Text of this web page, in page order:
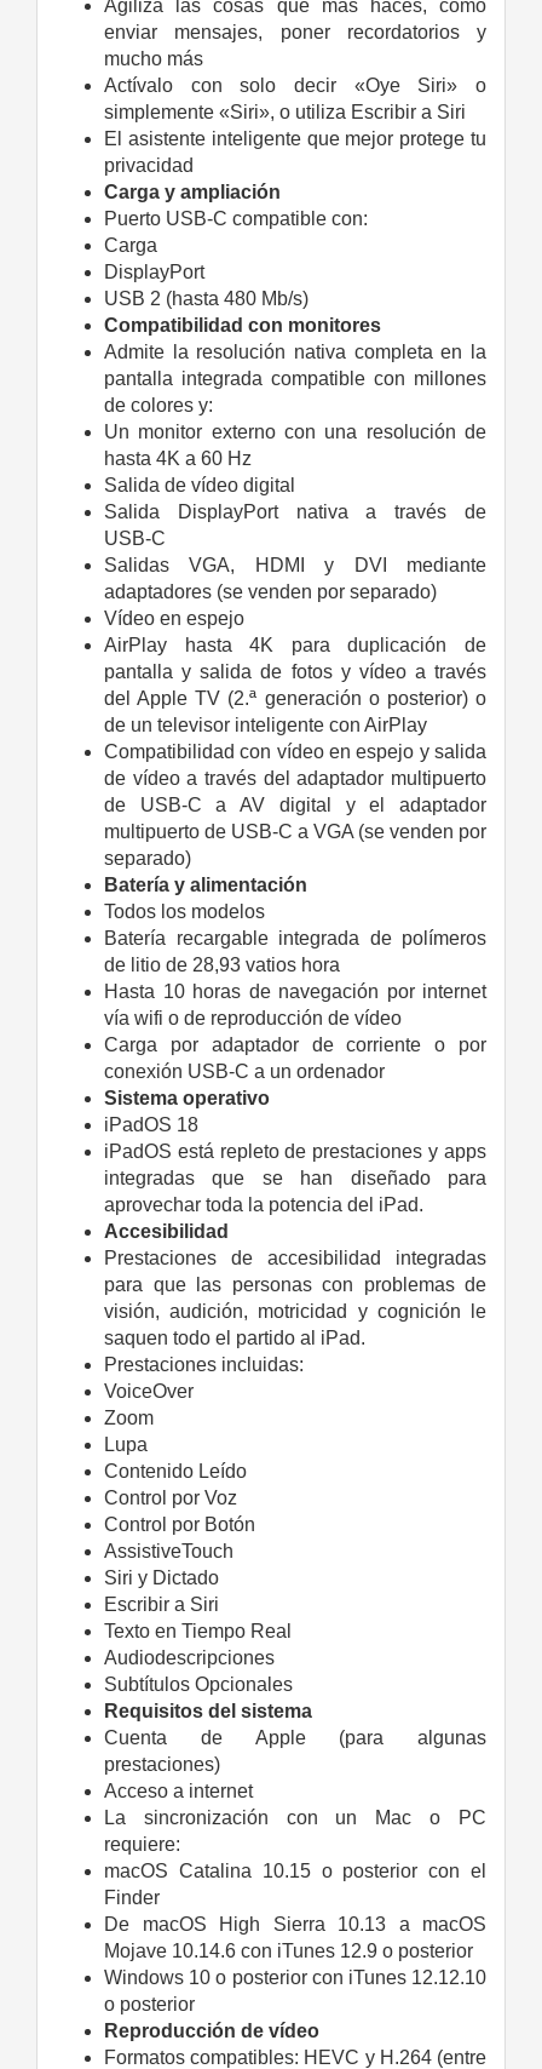
Agiliza las cosas que más haces, como
enviar mensajes, poner recordatorios y
mucho más
Actívalo con solo decir «Oye Siri» o
simplemente «Siri», o utiliza Escribir a Siri
El asistente inteligente que mejor protege tu
privacidad
Carga y ampliación
Puerto USB‑C compatible con:
Carga
DisplayPort
USB 2 (hasta 480 Mb/s)
Compatibilidad con monitores
Admite la resolución nativa completa en la
pantalla integrada compatible con millones
de colores y:
Un monitor externo con una resolución de
hasta 4K a 60 Hz
Salida de vídeo digital
Salida DisplayPort nativa a través de
USB‑C
Salidas VGA, HDMI y DVI mediante
adaptadores (se venden por separado)
Vídeo en espejo
AirPlay hasta 4K para duplicación de
pantalla y salida de fotos y vídeo a través
del Apple TV (2.ª generación o posterior) o
de un televisor inteligente con AirPlay
Compatibilidad con vídeo en espejo y salida
de vídeo a través del adaptador multipuerto
de USB‑C a AV digital y el adaptador
multipuerto de USB‑C a VGA (se venden por
separado)
Batería y alimentación
Todos los modelos
Batería recargable integrada de polímeros
de litio de 28,93 vatios hora
Hasta 10 horas de navegación por internet
vía wifi o de reproducción de vídeo
Carga por adaptador de corriente o por
conexión USB‑C a un ordenador
Sistema operativo
iPadOS 18
iPadOS está repleto de prestaciones y apps
integradas que se han diseñado para
aprovechar toda la potencia del iPad.
Accesibilidad
Prestaciones de accesibilidad integradas
para que las personas con problemas de
visión, audición, motricidad y cognición le
saquen todo el partido al iPad.
Prestaciones incluidas:
VoiceOver
Zoom
Lupa
Contenido Leído
Control por Voz
Control por Botón
AssistiveTouch
Siri y Dictado
Escribir a Siri
Texto en Tiempo Real
Audiodescripciones
Subtítulos Opcionales
Requisitos del sistema
Cuenta de Apple (para algunas
prestaciones)
Acceso a internet
La sincronización con un Mac o PC
requiere:
macOS Catalina 10.15 o posterior con el
Finder
De macOS High Sierra 10.13 a macOS
Mojave 10.14.6 con iTunes 12.9 o posterior
Windows 10 o posterior con iTunes 12.12.10
o posterior
Reproducción de vídeo
Formatos compatibles: HEVC y H.264 (entre